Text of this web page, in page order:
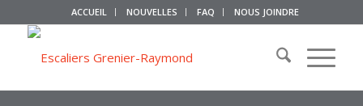
ACCUEIL NOUVELLES FAQ NOUS JOINDRE